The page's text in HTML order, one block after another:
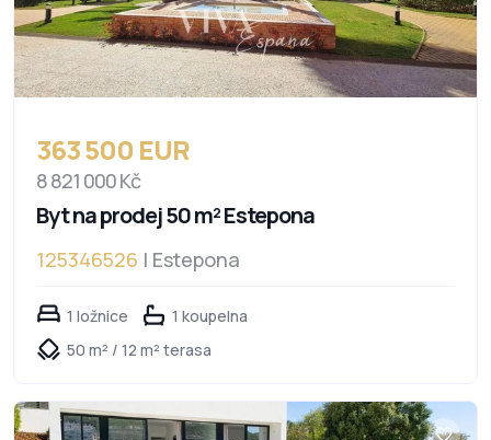
363 500 EUR
8 821 000 Kč
Byt na prodej 50 m² Estepona
125346526 | Estepona
1 ložnice
1 koupelna
50 m² / 12 m² terasa